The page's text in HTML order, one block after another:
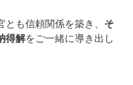
も信頼関係を築き、 そ
得解をご一緒に導き出し